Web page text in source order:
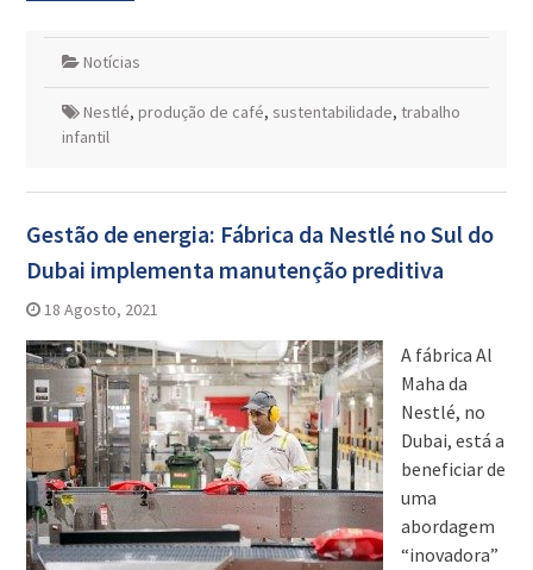
Notícias
Nestlé, produção de café, sustentabilidade, trabalho
infantil
Gestão de energia: Fábrica da Nestlé no Sul do
Dubai implementa manutenção preditiva
18 Agosto, 2021
A fábrica Al
Maha da
Nestlé, no
Dubai, está a
beneficiar de
uma
abordagem
“inovadora”